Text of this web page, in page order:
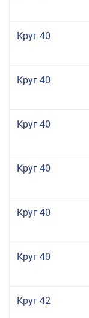
Круг 40
Круг 40
Круг 40
Круг 40
Круг 40
Круг 40
Круг 42